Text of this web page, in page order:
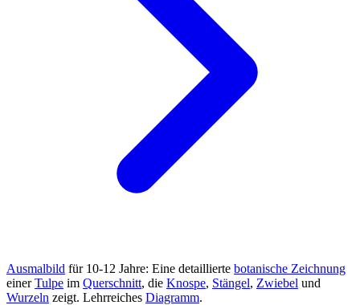
Ausmalbild für 10-12 Jahre: Eine detaillierte botanische Zeichnung
einerTulpe im Querschnitt, die Knospe, Stängel, Zwiebel und
Wurzeln zeigt. Lehrreiches Diagramm.